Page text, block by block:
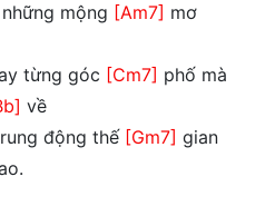
mộng [Am7] mơ
từng góc [Cm7] phố mà
về
động thế [Gm7] gian